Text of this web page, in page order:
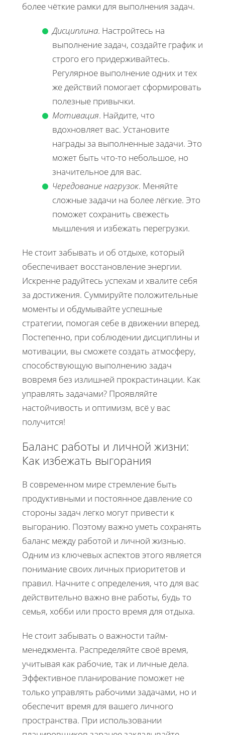
более чёткие рамки для выполнения задач.
Дисциплина. Настройтесь на
выполнение задач, создайте график и
строго его придерживайтесь.
Регулярное выполнение одних и тех
же действий помогает сформировать
полезные привычки.
Мотивация. Найдите, что
вдохновляет вас. Установите
награды за выполненные задачи. Это
может быть что-то небольшое, но
значительное для вас.
Чередование нагрузок. Меняйте
сложные задачи на более лёгкие. Это
поможет сохранить свежесть
мышления и избежать перегрузки.
Не стоит забывать и об отдыхе, который
обеспечивает восстановление энергии.
Искренне радуйтесь успехам и хвалите себя
за достижения. Суммируйте положительные
моменты и обдумывайте успешные
стратегии, помогая себе в движении вперед.
Постепенно, при соблюдении дисциплины и
мотивации, вы сможете создать атмосферу,
способствующую выполнению задач
вовремя без излишней прокрастинации. Как
управлять задачами? Проявляйте
настойчивость и оптимизм, всё у вас
получится!
Баланс работы и личной жизни:
Как избежать выгорания
В современном мире стремление быть
продуктивными и постоянное давление со
стороны задач легко могут привести к
выгоранию. Поэтому важно уметь сохранять
баланс между работой и личной жизнью.
Одним из ключевых аспектов этого является
понимание своих личных приоритетов и
правил. Начните с определения, что для вас
действительно важно вне работы, будь то
семья, хобби или просто время для отдыха.
Не стоит забывать о важности тайм-
менеджмента. Распределяйте своё время,
учитывая как рабочие, так и личные дела.
Эффективное планирование поможет не
только управлять рабочими задачами, но и
обеспечит время для вашего личного
пространства. При использовании